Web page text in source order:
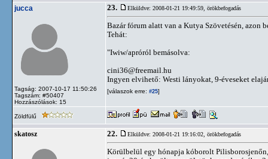
jucca
Tagság: 2007-10-17 11:50:26
Tagszám: #50407
Hozzászólások: 15
23. Elküldve: 2008-01-21 19:49:59, örökbefogadás
Bazár fórum alatt van a Kutya Szövetésén, azon
Tehát:
"Iwiw/apróról bemásolva:
cini36@freemail.hu
Ingyen elvihető: Westi lányokat, 9-éveseket
[válaszok erre: #25]
Zöldfülű
skatosz 22. Elküldve: 2008-01-21 19:16:02, örökbefogadás
Körülbelül egy hónapja kóborolt Pilisborosjenőn,